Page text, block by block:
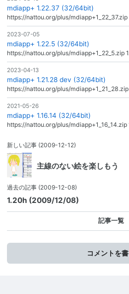
mdiapp+ 1.22.37 (32/64bit)
https://nattou.org/plus/mdiapp+1_22_37.zip
2023-07-05
mdiapp+ 1.22.5 (32/64bit)
https://nattou.org/plus/mdiapp+1_22_5.zip
2023-04-13
mdiapp+ 1.21.28 dev (32/64bit)
https://nattou.org/plus/mdiapp+1_21_28.zip
2021-05-26
mdiapp+ 1.16.14 (32/64bit)
https://nattou.org/plus/mdiapp+1_16_14.zip
新しい記事 (2009-12-12)
主線のない絵を楽しもう
過去の記事 (2009-12-08)
1.20h (2009/12/08)
記事一覧
コメントを書